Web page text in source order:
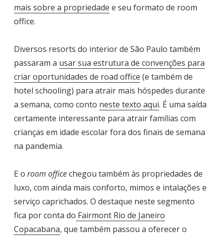
mais sobre a propriedade e seu formato de room
office.
Diversos resorts do interior de São Paulo também
passaram a usar sua estrutura de convenções para
criar oportunidades de road office (e também de
hotel schooling) para atrair mais hóspedes durante
a semana, como conto neste texto aqui. É uma saída
certamente interessante para atrair famílias com
crianças em idade escolar fora dos finais de semana
na pandemia.
E o room officechegou também às propriedades de
luxo, com ainda mais conforto, mimos e intalações e
serviço caprichados. O destaque neste segmento
fica por conta do Fairmont Rio de Janeiro
Copacabana, que também passou a oferecer o